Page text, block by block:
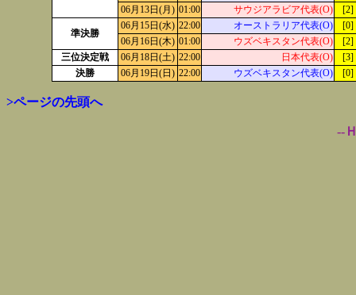
06月13日(月) 01:00 サウジアラビア代表(O) [2]
準決勝
06月15日(水) 22:00 オーストラリア代表(O)
[0]
06月16日(木) 01:00 ウズベキスタン代表(O)
[2]
三位決定戦
06月18日(土) 22:00 日本代表(O)
[3]
決勝
06月19日(日) 22:00 ウズベキスタン代表(O) [0]
>ページの先頭へ
--